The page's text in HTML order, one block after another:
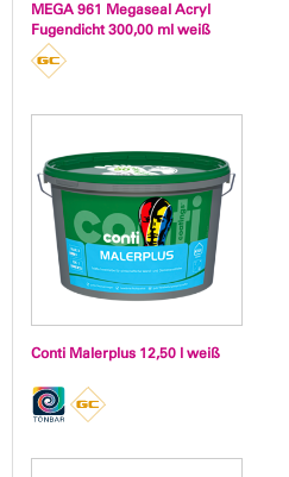
MEGA 961 Megaseal Acryl
Fugendicht 300,00 ml weiß
Conti Malerplus 12,50 l weiß